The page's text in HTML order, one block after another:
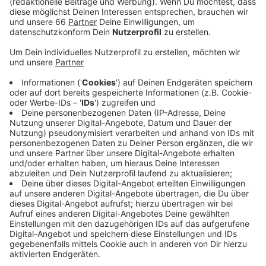
Veröffentlicht:Samstag, 07.05.2022 12:13
Das Robert Koch Institut meldet für unsere Stadt
heute 429 Neuinfektionen innerhalb eines Tages. In
den Düsseldorfer Krankenhäusern werden aktuell 107
Menschen mit Corona behandelt, davon 12 auf der
Intensivstation. Weitere Todesfälle im Zusammenhang
mit dem Virus gibt es keine. Alle Coronazahlen gibt es
zum Nachlesen auch noch einmal in unserer Antenne
Düsseldorf Instagram- und Facebook-Story.
Anzeige
Weitere Infos und Links zum Thema: